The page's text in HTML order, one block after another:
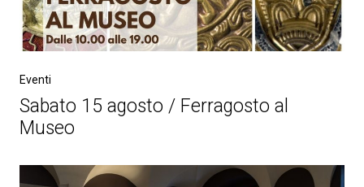
Eventi
Sabato 15 agosto / Ferragosto al
Museo